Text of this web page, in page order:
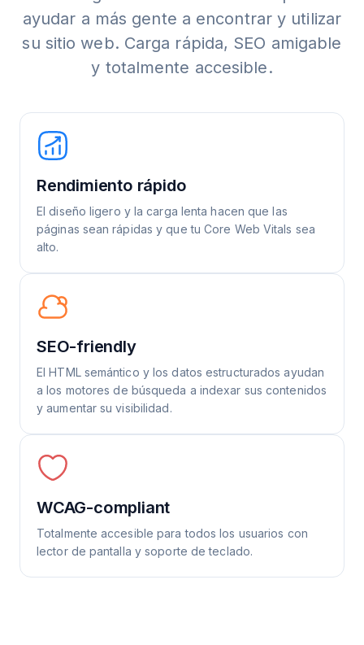
ayudar a más gente a encontrar y utilizar
su sitio web. Carga rápida, SEO amigable
y totalmente accesible.
Rendimiento rápido
El diseño ligero y la carga lenta hacen que las
páginas sean rápidas y que tu Core Web Vitals sea
alto.
SEO-friendly
El HTML semántico y los datos estructurados ayudan
a los motores de búsqueda a indexar sus contenidos
y aumentar su visibilidad.
WCAG-compliant
Totalmente accesible para todos los usuarios con
lector de pantalla y soporte de teclado.